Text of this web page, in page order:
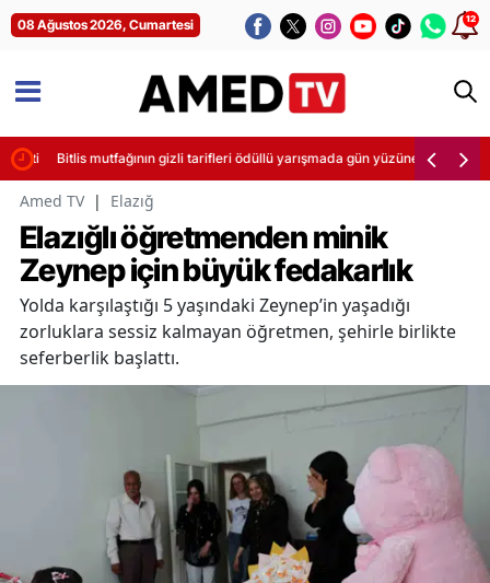
08 Ağustos 2026, Cumartesi 12
Bitlis mutfağının gizli tarifleri ödüllü yarışmada gün yüzüne çıktı
Amed TV | Elazığ
Elazığlı öğretmenden minik
Zeynep için büyük fedakarlık
Yolda karşılaştığı 5 yaşındaki Zeynep’in yaşadığı
zorluklara sessiz kalmayan öğretmen, şehirle birlikte
seferberlik başlattı.